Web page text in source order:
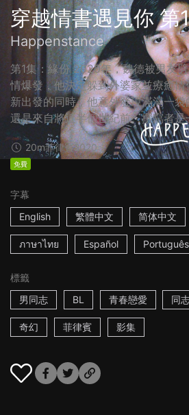
穿越情書遇見你 第
Happenstance
第1集：緣份 2020年，魏德被男友
情爆發，他決定躲到外婆家並療癒
新出發的同時，他意外發現滿滿一
還是來自將近半個世紀前。撰寫者是
20m菲律賓2020
免費
字幕
English
繁體中文 简体中文
ภาษาไทย Español Português
標籤
男同志
BL 青春戀愛 同
奇幻 菲律賓 影集